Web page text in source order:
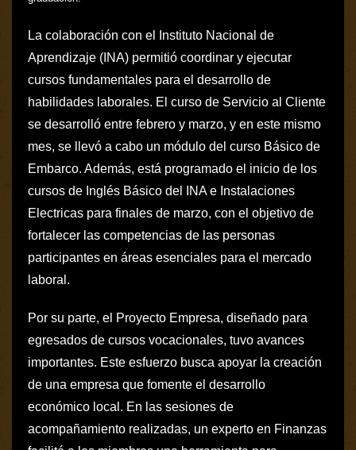
La colaboración con el Instituto Nacional de
Aprendizaje (INA) permitió coordinar y ejecutar
cursos fundamentales para el desarrollo de
habilidades laborales. El curso de Servicio al Cliente
se desarrolló entre febrero y marzo, y en este mismo
mes, se llevó a cabo un módulo del curso Básico de
Embarco. Además, está programado el inicio de los
cursos de Inglés Básico del INA e Instalaciones
Electricas para finales de marzo, con el objetivo de
fortalecer las competencias de las personas
participantes en áreas esenciales para el mercado
laboral.
Por su parte, el Proyecto Empresa, diseñado para
egresados de cursos vocacionales, tuvo avances
importantes. Este esfuerzo busca apoyar la creación
de una empresa que fomente el desarrollo
económico local. En las sesiones de
acompañamiento realizadas, un experto en Finanzas